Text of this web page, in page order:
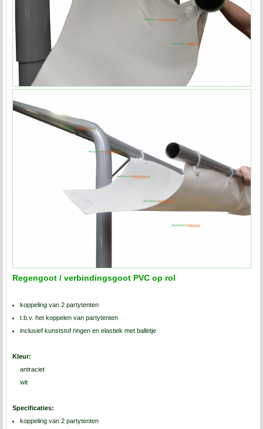
Regengoot / verbindingsgoot PVC op rol
koppeling van 2 partytenten
t.b.v. het koppelen van partytenten
inclusief kunststof ringen en elastiek met balletje
Kleur:
antraciet
wit
Specificaties:
koppeling van 2 partytenten